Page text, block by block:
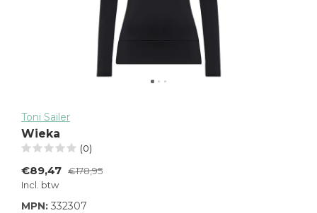
Toni Sailer
Wieka
(0)
€89,47 €178,95
Incl. btw
MPN: 332307